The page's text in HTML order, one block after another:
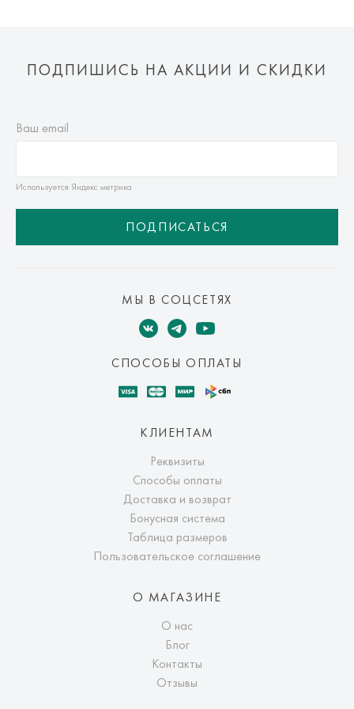
ПОДПИШИСЬ НА АКЦИИ И СКИДКИ
Ваш email
Используется Яндекс метрика
ПОДПИСАТЬСЯ
МЫ В СОЦСЕТЯХ
СПОСОБЫ ОПЛАТЫ
КЛИЕНТАМ
Реквизиты
Способы оплаты
Доставка и возврат
Бонусная система
Таблица размеров
Пользовательское соглашение
О МАГАЗИНЕ
О нас
Блог
Контакты
Отзывы